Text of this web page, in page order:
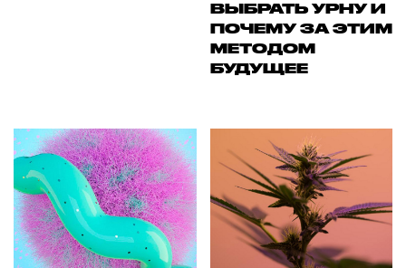
ВЫБРАТЬ УРНУ И
ПОЧЕМУ ЗА ЭТИМ
МЕТОДОМ
БУДУЩЕЕ